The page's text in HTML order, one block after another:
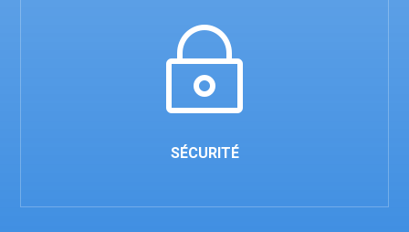
~
SÉCURITÉ